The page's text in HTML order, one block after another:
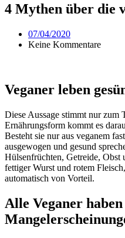
4 Mythen über die
07/04/2020
Keine Kommentare
Veganer leben
Diese Aussage stimmt nur zum
Ernährungsform kommt es
Besteht sie nur aus veganem
ausgewogen und gesund
Hülsenfrüchten, Getreide, Obst
fettiger Wurst und rotem
automatisch von Vorteil.
Alle Veganer haben